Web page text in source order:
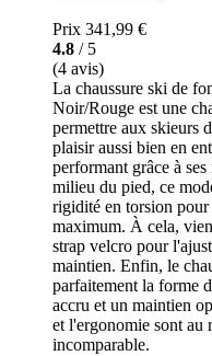
Prix 341,99 €
4.8 / 5
(4 avis)
La chaussure ski de
Noir/Rouge est une
permettre aux skieurs
plaisir aussi bien en
performant grâce à
milieu du pied, ce
rigidité en torsion
maximum. À cela,
strap velcro pour
maintien. Enfin, le
parfaitement la forme
accru et un maintien
et l'ergonomie sont au
incomparable.